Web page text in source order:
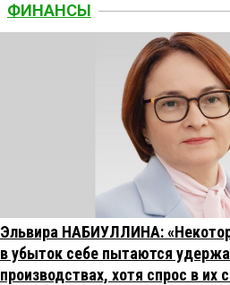
ФИНАНСЫ
Эльвира НАБИУЛЛИНА:
в убыток себе пытаются
производствах, хотя спрос в их